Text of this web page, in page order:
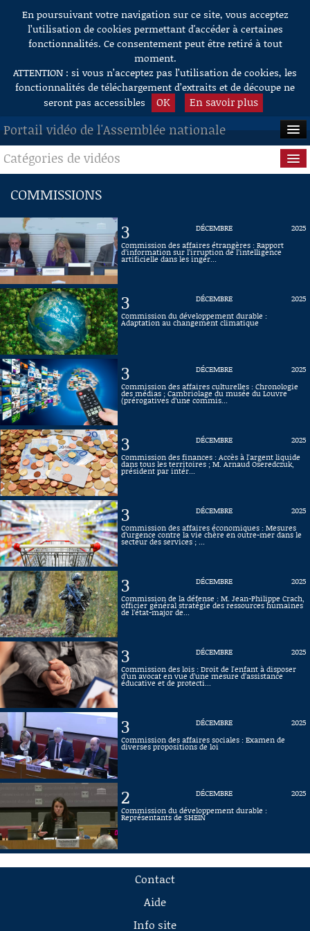
Aller au contenu
En poursuivant votre navigation sur ce site, vous acceptez
l’utilisation de cookies permettant d'accéder à certaines
fonctionnalités. Ce consentement peut être retiré à tout
moment.
ATTENTION : si vous n’acceptez pas l’utilisation de cookies, les
fonctionnalités de téléchargement d’extraits et de découpe ne
seront pas accessibles
OK En savoir plus
Portail vidéo de l'Assemblée nationale
ACCUEIL
EN DIRECT
À LA DEMANDE
RECHERCHE
AIDE À LA DÉCOUPE
DE VIDÉOS
Catégories de vidéos
Questions au Gouvernement
Commissions
Évènements
Connaissance, Histoire
COMMISSIONS
3 DÉCEMBRE
2025
Commission des affaires étrangères : Rapport
d’information sur l’irruption de l’intelligence
artificielle dans les ingér...
3 DÉCEMBRE
2025
Commission du développement durable :
Adaptation au changement climatique
3 DÉCEMBRE
2025
Commission des affaires culturelles : Chronologie
des médias ; Cambriolage du musée du Louvre
(prérogatives d’une commis...
3 DÉCEMBRE
2025
Commission des finances : Accès à l'argent liquide
dans tous les territoires ; M. Arnaud Oseredczuk,
président par intér...
3 DÉCEMBRE
2025
Commission des affaires économiques : Mesures
d’urgence contre la vie chère en outre-mer dans le
secteur des services ; ...
3 DÉCEMBRE
2025
Commission de la défense : M. Jean-Philippe Crach,
officier général stratégie des ressources humaines
de l’état-major de...
3 DÉCEMBRE
2025
Commission des lois : Droit de l'enfant à disposer
d’un avocat en vue d’une mesure d’assistance
éducative et de protecti...
3 DÉCEMBRE
2025
Commission des affaires sociales : Examen de
diverses propositions de loi
2 DÉCEMBRE
2025
Commission du développement durable :
Représentants de SHEIN
Contact
Aide
Info site